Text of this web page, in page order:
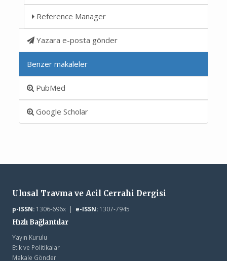
Reference Manager
Yazara e-posta gönder
Benzer makaleler
PubMed
Google Scholar
Ulusal Travma ve Acil Cerrahi Dergisi
p-ISSN:1306-696x | e-ISSN:1307-7945
Hızlı Bağlantılar
Yayın Kurulu
Etik ve Politikalar
Makale Gönder